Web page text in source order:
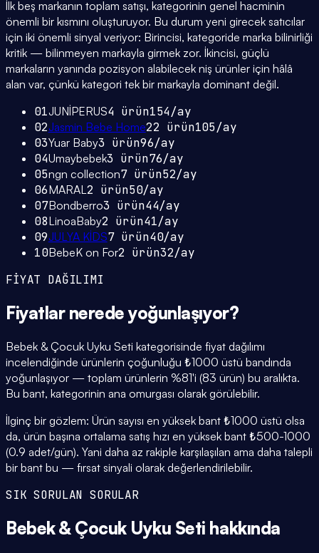
İlk beş markanın toplam satışı, kategorinin genel hacminin
önemli bir kısmını oluşturuyor. Bu durum yeni girecek satıcılar
için iki önemli sinyal veriyor: Birincisi, kategoride marka bilinirliği
kritik — bilinmeyen markayla girmek zor. İkincisi, güçlü
markaların yanında pozisyon alabilecek niş ürünler için hâlâ
alan var, çünkü kategori tek bir markayla dominant değil.
01JUNİPERUS4 ürün154/ay
02Jasmin Bebe Home22 ürün105/ay
03Yuar Baby3 ürün96/ay
04Umaybebek3 ürün76/ay
05ngn collection7ürün52/ay
06MARAL2 ürün50/ay
07Bondberro3 ürün44/ay
08LinoaBaby2 ürün41/ay
09JULYA KİDS7ürün40/ay
10BebeK on For2 ürün32/ay
FİYAT DAĞILIMI
Fiyatlar nerede yoğunlaşıyor?
Bebek & Çocuk Uyku Seti kategorisinde fiyat dağılımı
incelendiğinde ürünlerin çoğunluğu ₺1000 üstü bandında
yoğunlaşıyor — toplam ürünlerin %81'i (83 ürün) bu aralıkta.
Bu bant, kategorinin ana omurgası olarak görülebilir.
İlginç bir gözlem: Ürün sayısı en yüksek bant ₺1000 üstü olsa
da, ürün başına ortalama satış hızı en yüksek bant ₺500-1000
(0.9 adet/gün). Yani daha az rakiple karşılaşılan ama daha talepli
bir bant bu — fırsat sinyali olarak değerlendirilebilir.
SIK SORULAN SORULAR
Bebek & Çocuk Uyku Seti hakkında